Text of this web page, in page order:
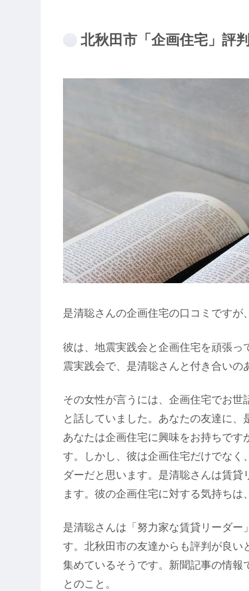
北秋田市「企画住宅」評
是清聡さんの企画住宅の口コミですが
彼は、地震実践会と企画住宅を頑張
震実践会で、是清聡さんと付き合いの
その女性が言うには、企画住宅でお
と話していました。あなたの友達に、
あなたは企画住宅に興味をお持ちです
す。しかし、彼は企画住宅だけでな
ダーだと思います。是清聡さんは賃
ます。彼の企画住宅に対する気持ちは
是清聡さんは「努力家な賃貸リーダー
す。北秋田市の友達からも評判が良い
集めているそうです。新聞記事の情報
とのこと。